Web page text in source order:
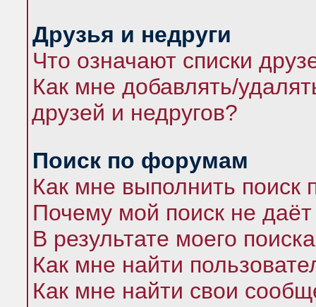
Друзья и недруги
Что означают списки
Как мне добавлять/
друзей и недругов?
Поиск по форумам
Как мне выполнить
Почему мой поиск не даёт
В результате моего
Как мне найти
Как мне найти свои